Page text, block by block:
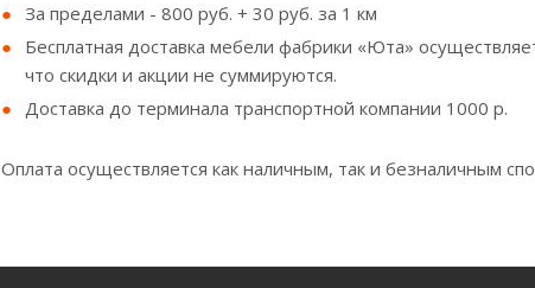
За пределами - 800 руб. + 30 руб. за 1 км
Бесплатная доставка мебели фабрики «Юта»
что скидки и акции не суммируются.
Доставка до терминала транспортной компании 1000 р.
Оплата осуществляется как наличным, так и безналичным